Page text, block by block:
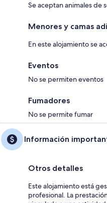
Se aceptan animales de
Menores y camas
En este alojamiento se
Eventos
No se permiten eventos
Fumadores
No se permite fumar
Información
Otros detalles
Este alojamiento está
profesional. La